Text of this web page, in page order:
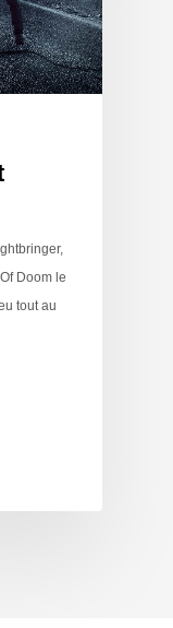
Doom le
tout au